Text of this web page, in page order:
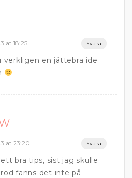
at 18:25 Svara
verkligen en jättebra ide
at 23:20 Svara
bra tips, sist jag skulle
fanns det inte på